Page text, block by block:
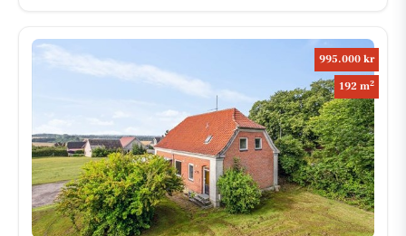
995.000 kr
192 m2